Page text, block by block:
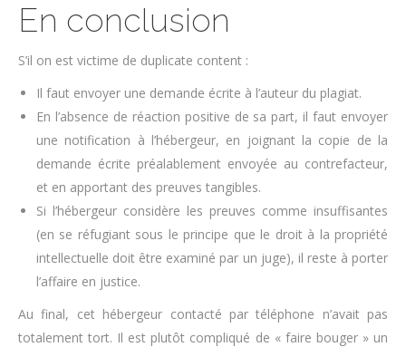
En conclusion
S’il on est victime de duplicate content :
Il faut envoyer une demande écrite à l’auteur du plagiat.
En l’absence de réaction positive de sa part, il faut envoyer
une notification à l’hébergeur, en joignant la copie de la
demande écrite préalablement envoyée au contrefacteur,
et en apportant des preuves tangibles.
Si l’hébergeur considère les preuves comme insuffisantes
(en se réfugiant sous le principe que le droit à la propriété
intellectuelle doit être examiné par un juge), il reste à porter
l’affaire en justice.
Au final, cet hébergeur contacté par téléphone n’avait pas
totalement tort. Il est plutôt compliqué de « faire bouger » un